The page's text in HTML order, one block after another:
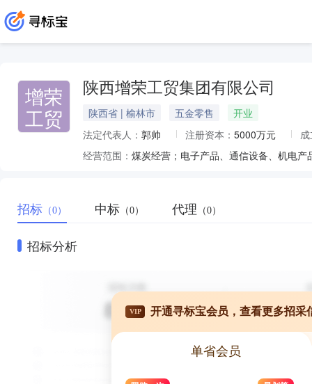
增荣
工贸
陕西增荣工贸集团有限公司
陕西省 | 榆林市 五金零售
开业
法定代表人： 郭帅 注册资本： 5000万元
经营范围：
招标 （0） 中标 （0） 代理 （0）
招标分析
VIP 开通寻标宝会员，查看更多招采
单省会员